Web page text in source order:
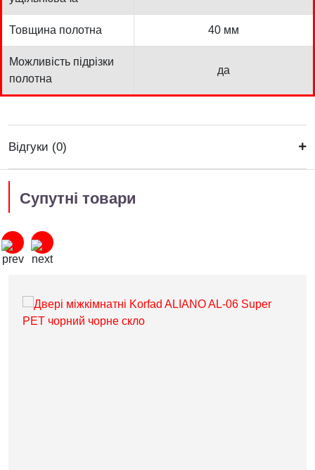
Товщина полотна 40 мм
Можливість підрізки
полотна
да
Відгуки (0)
Супутні товари